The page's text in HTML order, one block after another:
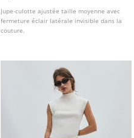
Jupe-culotte ajustée taille moyenne avec
fermeture éclair latérale invisible dans la
couture.